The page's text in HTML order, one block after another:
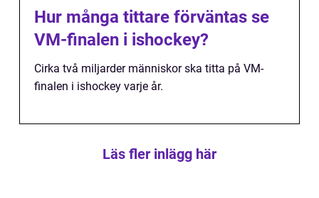
Hur många tittare förväntas se
VM-finalen i ishockey?
Cirka två miljarder människor ska titta på VM-
finalen i ishockey varje år.
Läs fler inlägg här